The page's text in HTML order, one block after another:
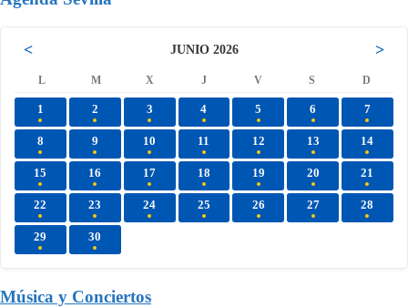
< JUNIO 2026 >
L M X J V S D
1 2 3 4 5 6 7
8 9 10 11 12 13 14
15 16 17 18 19 20 21
22 23 24 25 26 27 28
29 30
Música y Conciertos